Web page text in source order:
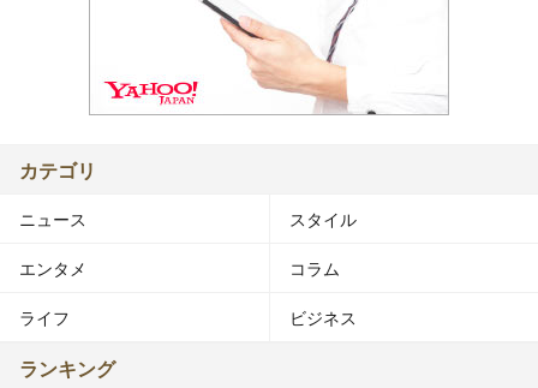
カテゴリ
ニュース スタイル
エンタメ コラム
ライフ ビジネス
ランキング